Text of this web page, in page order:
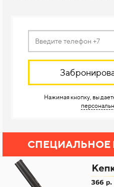
Нажимая кнопку, вы